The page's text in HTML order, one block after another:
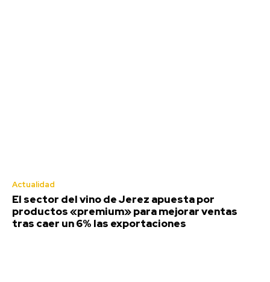
Actualidad
El sector del vino de Jerez apuesta por
productos «premium» para mejorar ventas
tras caer un 6% las exportaciones